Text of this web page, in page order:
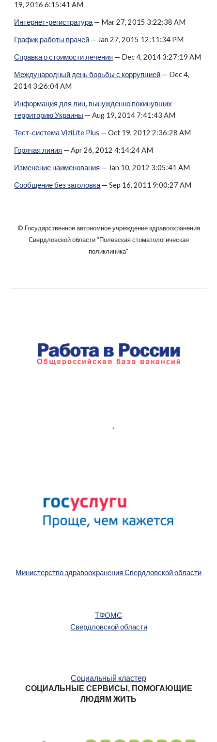
19, 2016 6:15:41 AM
Интернет-регистратура — Mar 27, 2015 3:22:38 AM
График работы врачей — Jan 27, 2015 12:11:34 PM
Справка о стоимости лечения — Dec 4, 2014 3:27:19 AM
Международный день борьбы с коррупцией — Dec 4,
2014 3:26:04 AM
Информация для лиц, вынужденно покинувших
территорию Украины — Aug 19, 2014 7:41:43 AM
Тест-система ViziLite Plus — Oct 19, 2012 2:36:28 AM
Горячая линия — Apr 26, 2012 4:14:24 AM
Изменение наименования — Jan 10, 2012 3:05:41 AM
Сообщение без заголовка — Sep 16, 2011 9:00:27 AM
© Государственное автономное учреждение здравоохранения
Свердловской области “Полевская стоматологическая
поликлиника”
Министерство здравоохранения Свердловской области
ТФОМС
Свердловской области
Социальный кластер
СОЦИАЛЬНЫЕ СЕРВИСЫ, ПОМОГАЮЩИЕ
ЛЮДЯМ ЖИТЬ